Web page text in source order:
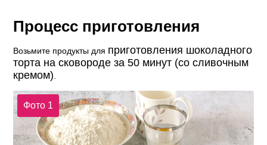
Процесс приготовления
Возьмите продукты для приготовления шоколадного
торта на сковороде за 50 минут (со сливочным
кремом)
Фото 1